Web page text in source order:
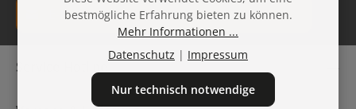
E-Mail-Adresse*
Datenschutz
Ich habe die
Datenschutzbestimmungenzur Kenntnis
genommen und dieAGBgelesen und bin mit ihnen
einverstanden.
Die mit einem Stern (*) markierten Felder sind
Service-Hotline
bestmögliche Erfahrung bieten zu können.
Mehr Informationen ...
Datenschutz | Impressum
Nur technisch notwendige